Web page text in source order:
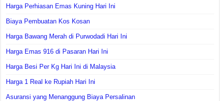
Harga Perhiasan Emas Kuning Hari Ini
Biaya Pembuatan Kos Kosan
Harga Bawang Merah di Purwodadi Hari Ini
Harga Emas 916 di Pasaran Hari Ini
Harga Besi Per Kg Hari Ini di Malaysia
Harga 1 Real ke Rupiah Hari Ini
Asuransi yang Menanggung Biaya Persalinan